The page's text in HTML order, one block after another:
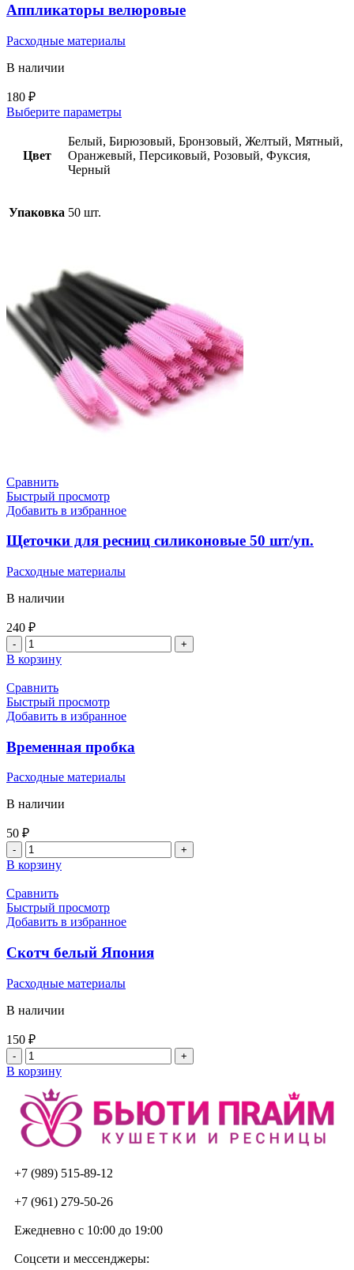
Аппликаторы велюровые
Расходные материалы
В наличии
180 ₽
Выберите параметры
Цвет
Белый, Бирюзовый, Бронзовый, Желтый, Мятный,
Оранжевый, Персиковый, Розовый, Фуксия,
Черный
Упаковка 50 шт.
Сравнить
Быстрый просмотр
Добавить в избранное
Щеточки для ресниц силиконовые 50 шт/уп.
Расходные материалы
В наличии
240 ₽
В корзину
Сравнить
Быстрый просмотр
Добавить в избранное
Временная пробка
Расходные материалы
В наличии
50 ₽
В корзину
Сравнить
Быстрый просмотр
Добавить в избранное
Скотч белый Япония
Расходные материалы
В наличии
150 ₽
В корзину
+7 (989) 515-89-12
+7 (961) 279-50-26
Ежедневно с 10:00 до 19:00
Соцсети и мессенджеры: